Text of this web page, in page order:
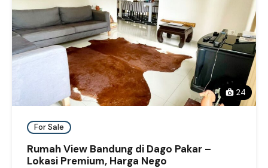
24
For Sale
Rumah View Bandung di Dago Pakar –
Lokasi Premium, Harga Nego